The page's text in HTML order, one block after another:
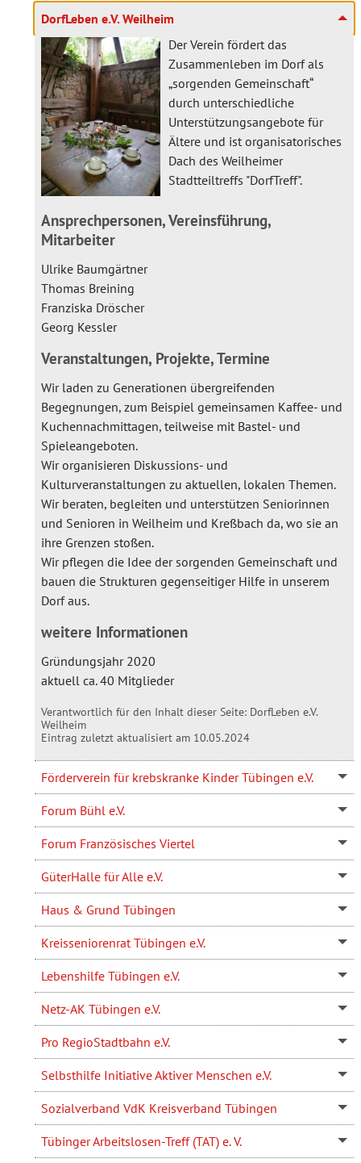
DorfLeben e.V. Weilheim
Der Verein fördert das
Zusammenleben im Dorf als
„sorgenden Gemeinschaft“
durch unterschiedliche
Unterstützungsangebote für
Ältere und ist organisatorisches
Dach des Weilheimer
Stadtteiltreffs "DorfTreff".
Ansprechpersonen, Vereinsführung,
Mitarbeiter
Ulrike Baumgärtner
Thomas Breining
Franziska Dröscher
Georg Kessler
Veranstaltungen, Projekte, Termine
Wir laden zu Generationen übergreifenden
Begegnungen, zum Beispiel gemeinsamen Kaffee- und
Kuchennachmittagen, teilweise mit Bastel- und
Spieleangeboten.
Wir organisieren Diskussions- und
Kulturveranstaltungen zu aktuellen, lokalen Themen.
Wir beraten, begleiten und unterstützen Seniorinnen
und Senioren in Weilheim und Kreßbach da, wo sie an
ihre Grenzen stoßen.
Wir pflegen die Idee der sorgenden Gemeinschaft und
bauen die Strukturen gegenseitiger Hilfe in unserem
Dorf aus.
weitere Informationen
Gründungsjahr 2020
aktuell ca. 40 Mitglieder
Verantwortlich für den Inhalt dieser Seite: DorfLeben e.V.
Weilheim
Eintrag zuletzt aktualisiert am 10.05.2024
Förderverein für krebskranke Kinder Tübingen e.V.
Forum Bühl e.V.
Forum Französisches Viertel
GüterHalle für Alle e.V.
Haus & Grund Tübingen
Kreisseniorenrat Tübingen e.V.
Lebenshilfe Tübingen e.V.
Netz-AK Tübingen e.V.
Pro RegioStadtbahn e.V.
Selbsthilfe Initiative Aktiver Menschen e.V.
Sozialverband VdK Kreisverband Tübingen
Tübinger Arbeitslosen-Treff (TAT) e. V.